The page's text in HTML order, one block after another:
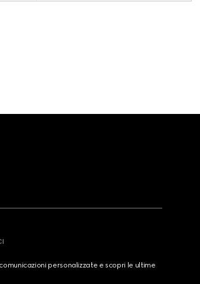
personalizzate e scopri le ultime